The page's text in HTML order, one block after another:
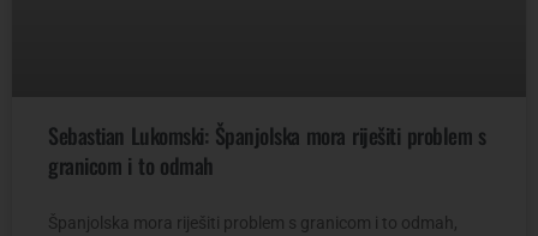
Sebastian Lukomski: Španjolska mora riješiti problem s
granicom i to odmah
Španjolska mora riješiti problem s granicom i to odmah,